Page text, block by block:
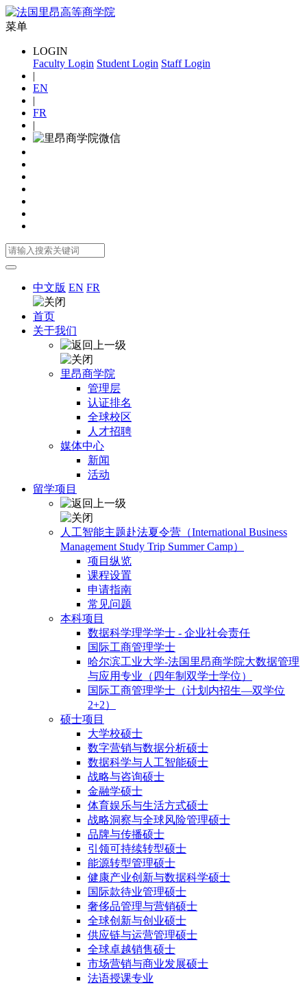
菜单
LOGIN
Faculty Login Student Login Staff Login
|
EN
|
FR
|
中文版 EN FR
首页
关于我们
里昂商学院
管理层
认证排名
全球校区
人才招聘
媒体中心
新闻
活动
留学项目
人工智能主题赴法夏令营（International Business
Management Study Trip Summer Camp）
项目纵览
课程设置
申请指南
常见问题
本科项目
数据科学理学学士 - 企业社会责任
国际工商管理学士
哈尔滨工业大学-法国里昂商学院大数据管理
与应用专业（四年制双学士学位）
国际工商管理学士（计划内招生—双学位
2+2）
硕士项目
大学校硕士
数字营销与数据分析硕士
数据科学与人工智能硕士
战略与咨询硕士
金融学硕士
体育娱乐与生活方式硕士
战略洞察与全球风险管理硕士
品牌与传播硕士
引领可持续转型硕士
能源转型管理硕士
健康产业创新与数据科学硕士
国际款待业管理硕士
奢侈品管理与营销硕士
全球创新与创业硕士
供应链与运营管理硕士
全球卓越销售硕士
市场营销与商业发展硕士
法语授课专业